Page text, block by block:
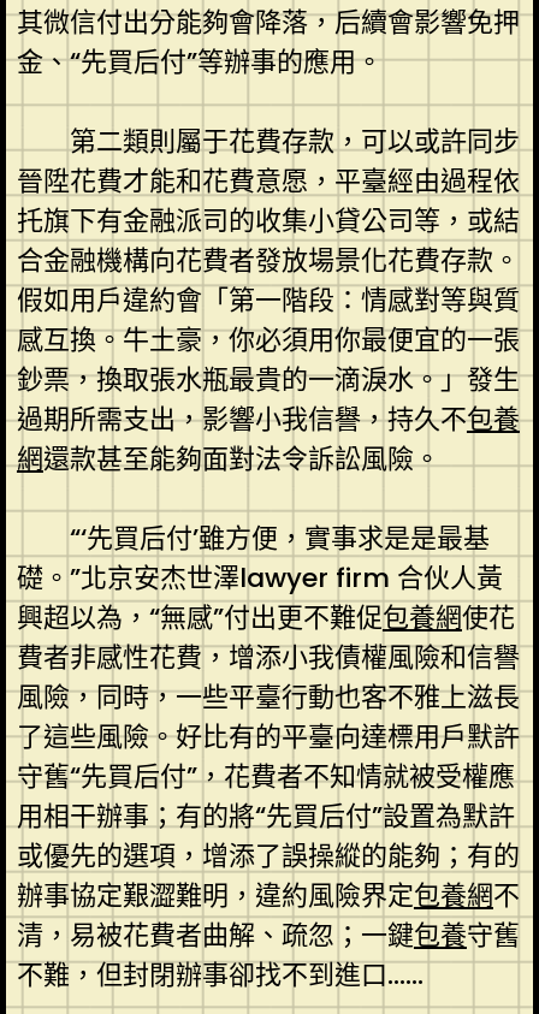
其微信付出分能夠會降落，后續會影響免押
金、“先買后付”等辦事的應用。
第二類則屬于花費存款，可以或許同步
晉陞花費才能和花費意愿，平臺經由過程依
托旗下有金融派司的收集小貸公司等，或結
合金融機構向花費者發放場景化花費存款。
假如用戶違約會「第一階段：情感對等與質
感互換。牛土豪，你必須用你最便宜的一張
鈔票，換取張水瓶最貴的一滴淚水。」發生
過期所需支出，影響小我信譽，持久不包養
網還款甚至能夠面對法令訴訟風險。
“‘先買后付’雖方便，實事求是是最基
礎。”北京安杰世澤lawyer firm 合伙人黃
興超以為，“無感”付出更不難促包養網使花
費者非感性花費，增添小我債權風險和信譽
風險，同時，一些平臺行動也客不雅上滋長
了這些風險。好比有的平臺向達標用戶默許
守舊“先買后付”，花費者不知情就被受權應
用相干辦事；有的將“先買后付”設置為默許
或優先的選項，增添了誤操縱的能夠；有的
辦事協定艱澀難明，違約風險界定包養網不
清，易被花費者曲解、疏忽；一鍵包養守舊
不難，但封閉辦事卻找不到進口……